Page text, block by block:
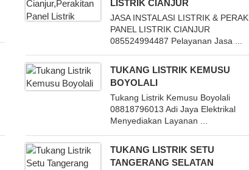
LISTRIK CIANJUR
JASA INSTALASI LISTRIK &
PANEL LISTRIK CIANJUR
085524994487 Pelayanan Jasa ...
TUKANG LISTRIK KEMUSU
BOYOLALI
Tukang Listrik Kemusu Boyolali
08818796013 Adi Jaya Elektrikal
Menyediakan Layanan ...
TUKANG LISTRIK SETU
TANGERANG SELATAN